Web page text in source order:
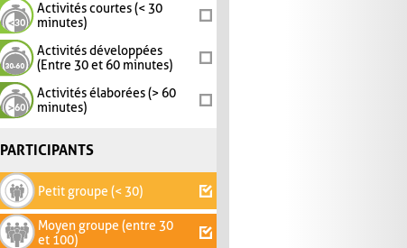
Activités courtes (< 30
minutes)
Activités développées
(Entre 30 et 60 minutes)
Activités élaborées (> 60
minutes)
PARTICIPANTS
Petit groupe (< 30)
Moyen groupe (entre 30
et 100)